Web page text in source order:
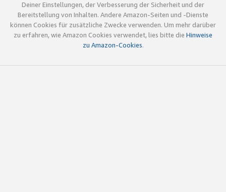
Deiner Einstellungen, der Verbesserung der Sicherheit und der
Bereitstellung von Inhalten. Andere Amazon-Seiten und -Dienste
können Cookies für zusätzliche Zwecke verwenden. Um mehr darüber
zu erfahren, wie Amazon Cookies verwendet, lies bitte die Hinweise
zu Amazon-Cookies.